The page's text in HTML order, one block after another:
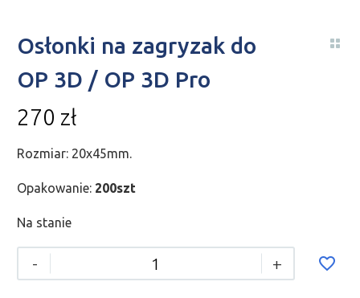
Osłonki na zagryzak do
OP 3D / OP 3D Pro
270 zł
Rozmiar: 20x45mm.
Opakowanie: 200szt
Na stanie
- +